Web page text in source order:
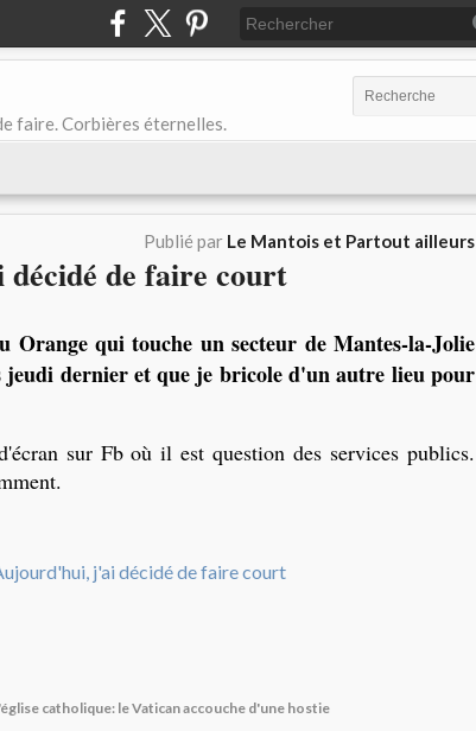
faire. Corbières éternelles.
Publié par Le Mantois et Partout ailleurs
de faire court
Orange qui touche un secteur de Mantes-la-Jolie
jeudi dernier et que je bricole d'un autre lieu pour
sur Fb où il est question des services publics.
catholique: le Vatican accouche d'une hostie